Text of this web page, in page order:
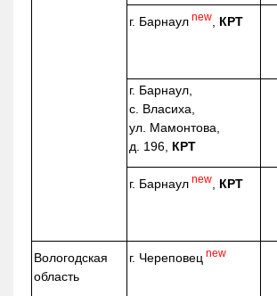
г. Барнаул new КРТ
г. Барнаул,
с. Власиха,
ул. Мамонтова,
д. 196, КРТ
г. Барнаул new КРТ
Вологодская
область
г. Череповец new